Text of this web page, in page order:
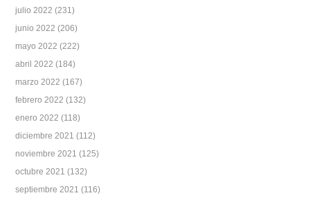
julio 2022 (231)
junio 2022 (206)
mayo 2022 (222)
abril 2022 (184)
marzo 2022 (167)
febrero 2022 (132)
enero 2022 (118)
diciembre 2021 (112)
noviembre 2021 (125)
octubre 2021 (132)
septiembre 2021 (116)